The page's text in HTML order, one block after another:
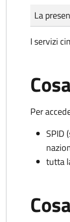
Tipo di
Importo
La
I servizi
Per
SPID
tutta